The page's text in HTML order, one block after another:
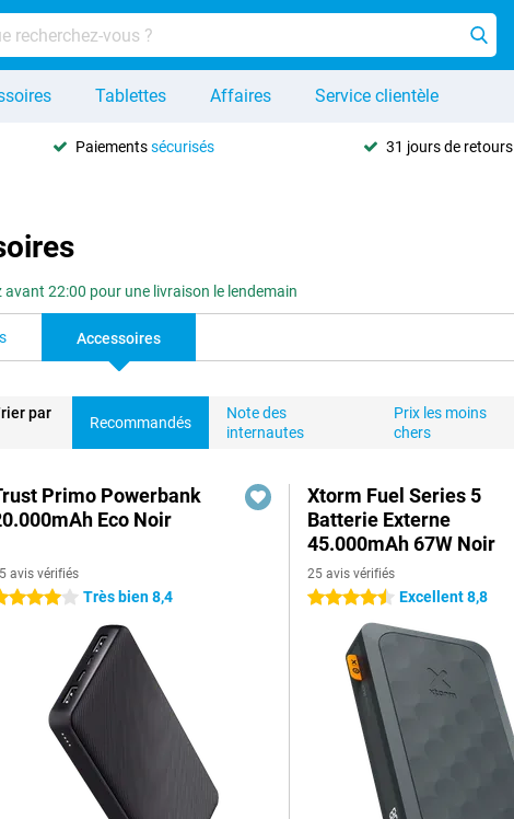
Tablettes Affaires Service clientèle
Paiementssécurisés 31 jours de retours
avant 22:00 pour une livraison le lendemain
Accessoires
par
Recommandés
Note des
internautes
Prix les moins
chers
Primo Powerbank
Eco Noir
avis vérifiés
étoiles Très bien 8,4
Xtorm Fuel Series 5
Batterie Externe
45.000mAh 67W Noir
25 avis vérifiés
4.5 étoiles Excellent 8,8